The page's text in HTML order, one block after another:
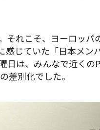
それこそ、ヨーロッパ
感じていた「日本メン
日は、みんなで近くの
差別化でした。